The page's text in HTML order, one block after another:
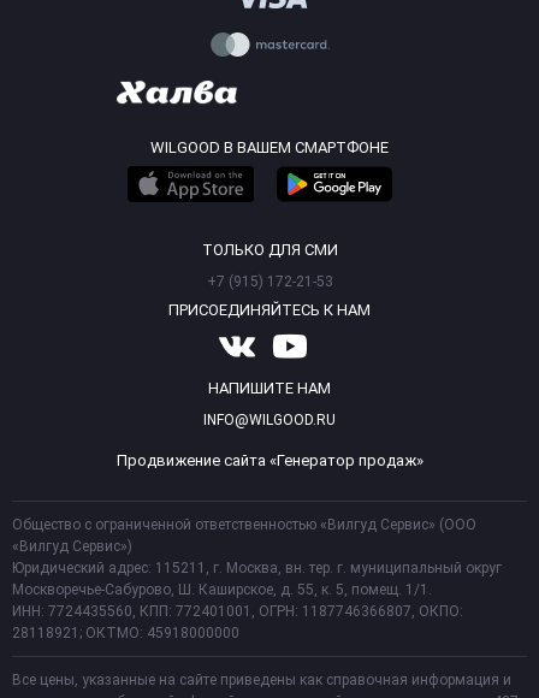
WILGOOD В ВАШЕМ СМАРТФОНЕ
ТОЛЬКО ДЛЯ СМИ
+7 (915) 172-21-53
ПРИСОЕДИНЯЙТЕСЬ К НАМ
НАПИШИТЕ НАМ
INFO@WILGOOD.RU
Продвижение сайта «Генератор продаж»
Общество с ограниченной ответственностью «Вилгуд Сервис» (ООО
«Вилгуд Сервис»)
Юридический адрес: 115211, г. Москва, вн. тер. г. муниципальный округ
Москворечье-Сабурово, Ш. Каширское, д. 55, к. 5, помещ. 1/1.
ИНН: 7724435560, КПП: 772401001, ОГРН: 1187746366807, ОКПО:
28118921; ОКТМО: 45918000000
Все цены, указанные на сайте приведены как справочная информация и